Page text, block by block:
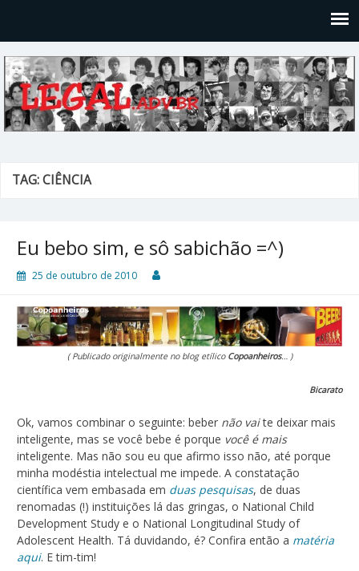
TAG: CIÊNCIA
Eu bebo sim, e sô sabichão =^)
25 de outubro de 2010
( Publicado originalmente no blog etílico Copoanheiros… )
Bicarato
Ok, vamos combinar o seguinte: beber não vaite deixar mais
inteligente, mas se você bebe é porque você é mais
inteligente. Mas não sou eu que afirmo isso não, até porque
minha modéstia intelectual me impede. A constatação
científica vem embasada em duas pesquisas, de duas
renomadas (!) instituições lá das gringas, o National Child
Development Study e o National Longitudinal Study of
Adolescent Health. Tá duvidando, é? Confira então a matéria
aqui. E tim-tim!